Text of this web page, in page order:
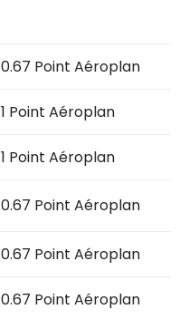
0.67 Point Aéroplan
1 Point Aéroplan
1 Point Aéroplan
0.67 Point Aéroplan
0.67 Point Aéroplan
0.67 Point Aéroplan